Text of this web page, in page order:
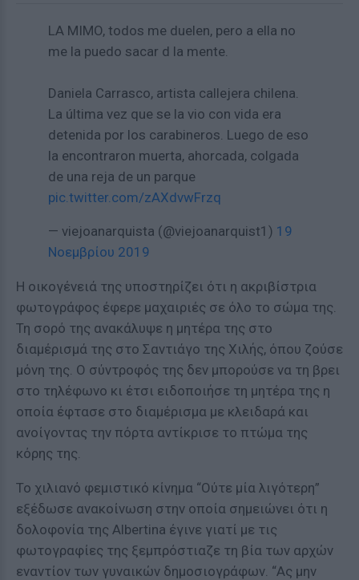
LA MIMO, todos me duelen, pero a ella no
me la puedo sacar d la mente.
Daniela Carrasco, artista callejera chilena.
La última vez que se la vio con vida era
detenida por los carabineros. Luego de eso
la encontraron muerta, ahorcada, colgada
de una reja de un parque
pic.twitter.com/zAXdvwFrzq
— viejoanarquista (@viejoanarquist1) 19
Νοεμβρίου 2019
Η οικογένειά της υποστηρίζει ότι η ακριβίστρια
φωτογράφος έφερε μαχαιριές σε όλο το σώμα της.
Τη σορό της ανακάλυψε η μητέρα της στο
διαμέρισμά της στο Σαντιάγο της Χιλής, όπου ζούσε
μόνη της. Ο σύντροφός της δεν μπορούσε να τη βρει
στο τηλέφωνο κι έτσι ειδοποιήσε τη μητέρα της η
οποία έφτασε στο διαμέρισμα με κλειδαρά και
ανοίγοντας την πόρτα αντίκρισε το πτώμα της
κόρης της.
Το χιλιανό φεμιστικό κίνημα “Ούτε μία λιγότερη”
εξέδωσε ανακοίνωση στην οποία σημειώνει ότι η
δολοφονία της Albertina έγινε γιατί με τις
φωτογραφίες της ξεμπρόστιαζε τη βία των αρχών
εναντίον των γυναικών δημοσιογράφων. “Ας μην